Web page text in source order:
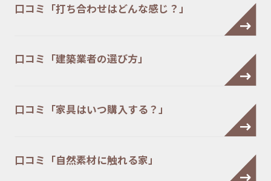
口コミ「打ち合わせはどんな感じ？」
口コミ「建築業者の選び方」
口コミ「家具はいつ購入する？」
口コミ「自然素材に触れる家」